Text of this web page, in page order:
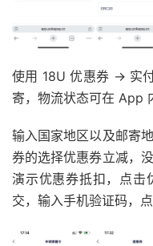
使用 18U 优惠券 → 实
寄，物流状态可在 App
输入国家地区以及邮寄
券的选择优惠券立减，
演示优惠券抵扣，点击
交，输入手机验证码，点